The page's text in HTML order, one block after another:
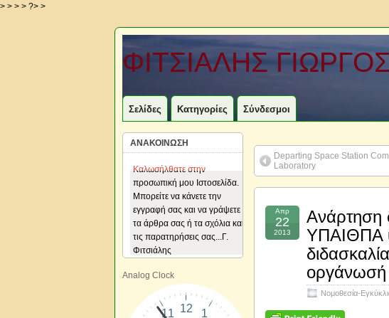
> > > > ?> >
ΦΙΤΣΙΑΛΗΣ
Σελίδες Κατηγορίες Σύνδεσμοι
ΑΝΑΚΟΙΝΩΣΗ
Καλωσήλθατε στην
προσωπική μου Ιστοσελίδα.
Μπορείτε να κάνετε την
εγγραφή σας και να γράψετε
τα άρθρα σας ή τα σχόλια και
τις παρατηρήσεις σας...Γ.
Φιτσιάλης
Καλωσήλθατε στην
προσωπική μου Ιστοσελίδα.
Μπορείτε να κάνετε την
εγγραφή σας και να γράψετε
τα άρθρα σας ή τα σχόλια και
τις παρατηρήσεις σας...Γ.
Φιτσιάλης
Analog Clock
Departing Space Station
Laboratory
Ανάρτηση
ΥΠΑΙΘΠΑ
οργάνωσή
Νομοθεσία-
Απρ
22
2013